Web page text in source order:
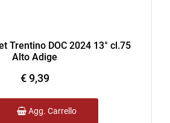
Trentino DOC 2024 13° cl.75
Alto Adige
€ 9,39
Agg. Carrello